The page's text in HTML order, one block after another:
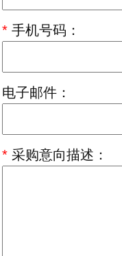
* 手机号码：
电子邮件：
* 采购意向描述：